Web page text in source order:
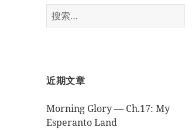
搜
索：
近期文章
Morning Glory — Ch.17: My
Esperanto Land